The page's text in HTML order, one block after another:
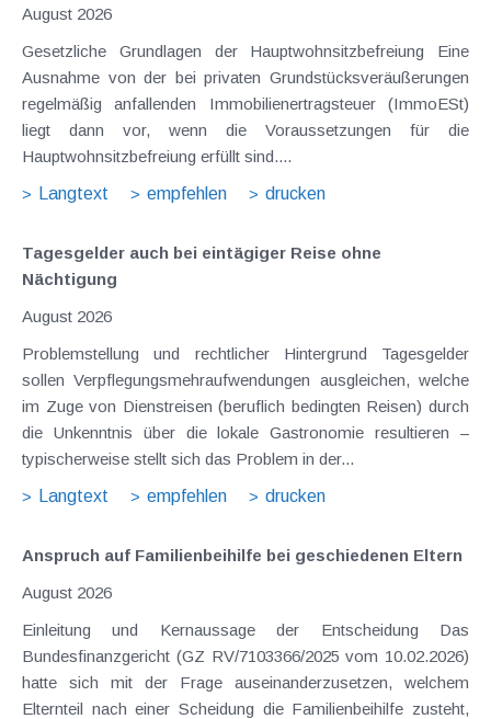
August 2026
Gesetzliche Grundlagen der Hauptwohnsitzbefreiung Eine
Ausnahme von der bei privaten Grundstücksveräußerungen
regelmäßig anfallenden Immobilienertragsteuer (ImmoESt)
liegt dann vor, wenn die Voraussetzungen für die
Hauptwohnsitzbefreiung erfüllt sind....
Langtext
empfehlen drucken
Tagesgelder auch bei eintägiger Reise ohne
Nächtigung
August 2026
Problemstellung und rechtlicher Hintergrund Tagesgelder
sollen Verpflegungsmehraufwendungen ausgleichen, welche
im Zuge von Dienstreisen (beruflich bedingten Reisen) durch
die Unkenntnis über die lokale Gastronomie resultieren –
typischerweise stellt sich das Problem in der...
Langtext
empfehlen drucken
Anspruch auf Familienbeihilfe bei geschiedenen Eltern
August 2026
Einleitung und Kernaussage der Entscheidung Das
Bundesfinanzgericht (GZ RV/7103366/2025 vom 10.02.2026)
hatte sich mit der Frage auseinanderzusetzen, welchem
Elternteil nach einer Scheidung die Familienbeihilfe zusteht,